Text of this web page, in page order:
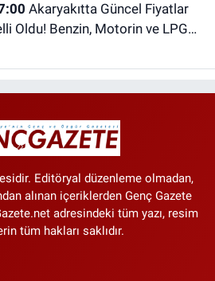
Oldu! Benzin, Motorin ve LPG
8 Ağustos Cumartesi TV
Akışı | 8 Ağustos'ta
Neler Var? TRT 1, TV8,
TV, Show TV, ATV, Star TV...
Editöryal düzenleme olmadan,
alınan içeriklerden Genç Gazete
adresindeki tüm yazı, resim
tüm hakları saklıdır.